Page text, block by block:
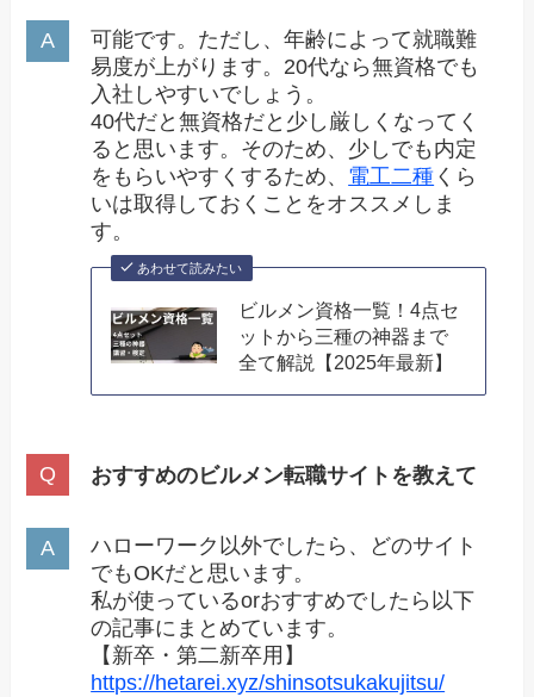
可能です。ただし、年齢によって就職難
易度が上がります。20代なら無資格でも
入社しやすいでしょう。
40代だと無資格だと少し厳しくなってく
ると思います。そのため、少しでも内定
をもらいやすくするため、 電工二種 くら
いは取得しておくことをオススメしま
す。
あわせて読みたい
ビルメン資格一覧！4点セ
ットから三種の神器まで
全て解説【2025年最新】
おすすめのビルメン転職サイトを教えて
ハローワーク以外でしたら、どのサイト
でもOKだと思います。
私が使っているorおすすめでしたら以下
の記事にまとめています。
【新卒・第二新卒用】
https://hetarei.xyz/shinsotsukakujitsu/